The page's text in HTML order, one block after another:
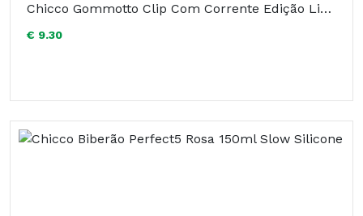
Chicco Gommotto Clip Com Corrente Edição Limitada
€ 9.30